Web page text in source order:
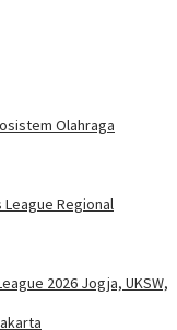
Olahraga
League Regional
2026 Jogja, UKSW,